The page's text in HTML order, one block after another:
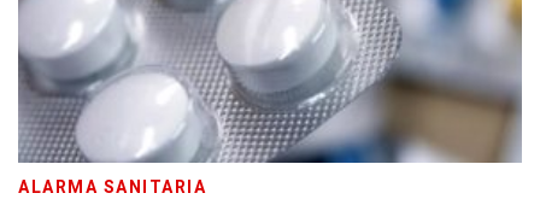
ALARMA SANITARIA